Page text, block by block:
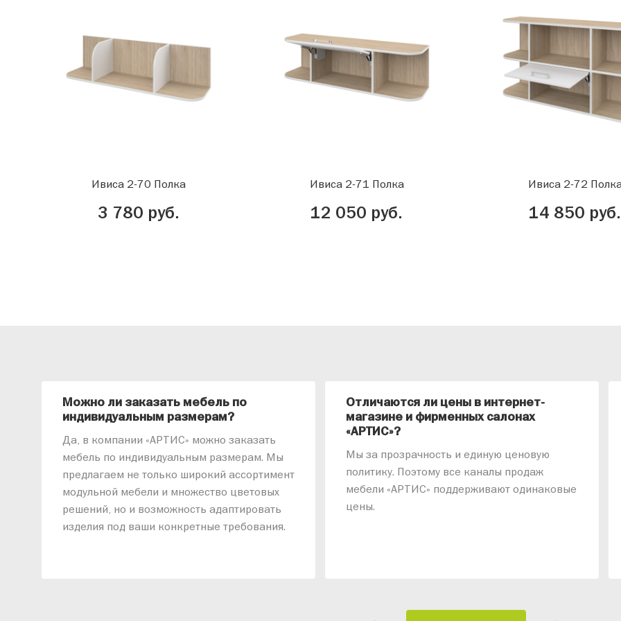
Ивиса 2-70 Полка
3 780 руб.
Ивиса 2-71 Полка
12 050 руб.
Ивиса 2-72
14 850 руб.
Можно ли заказать мебель по
индивидуальным размерам?
Да, в компании «АРТИС» можно заказать
мебель по индивидуальным размерам. Мы
предлагаем не только широкий ассортимент
модульной мебели и множество цветовых
решений, но и возможность адаптировать
изделия под ваши конкретные требования.
Отличаются ли цены в интернет-
магазине и фирменных салонах
«АРТИС»?
Мы за прозрачность и единую ценовую
политику. Поэтому все каналы продаж
мебели «АРТИС» поддерживают одинаковые
цены.